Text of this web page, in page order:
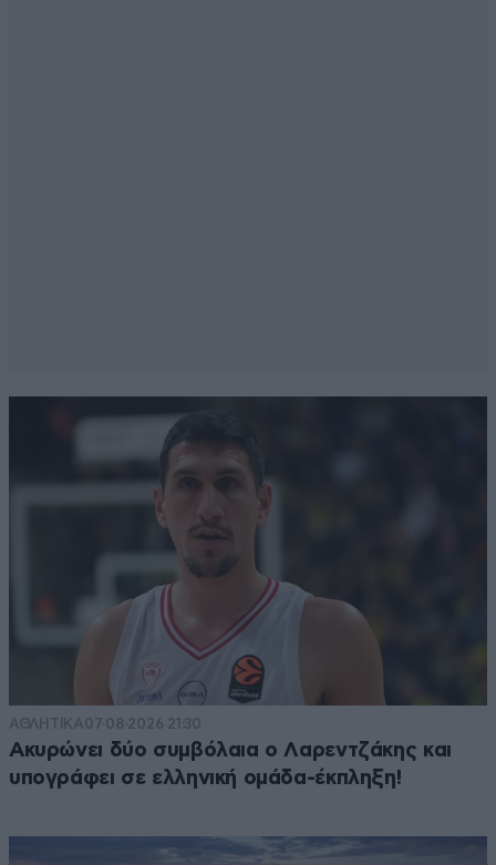
ΑΘΛΗΤΙΚΑ07·08·2026 21:30
Ακυρώνει δύο συμβόλαια ο Λαρεντζάκης και
υπογράφει σε ελληνική ομάδα-έκπληξη!